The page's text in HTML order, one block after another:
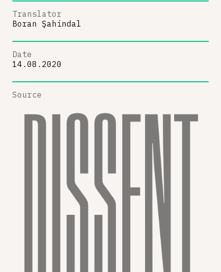
Translator
Boran Şahindal
Date
14.08.2020
Source